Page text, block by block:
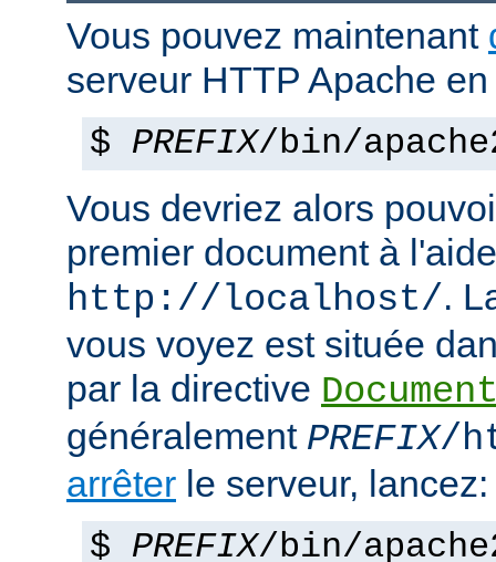
Vous pouvez maintenant
serveur HTTP Apache
$ PREFIX/bin/
Vous devriez alors
premier document à
http://localhost/.
vous voyez est située
par la directive
généralement PREFIX/
arrêter le serveur, lancez:
$ PREFIX/bin/